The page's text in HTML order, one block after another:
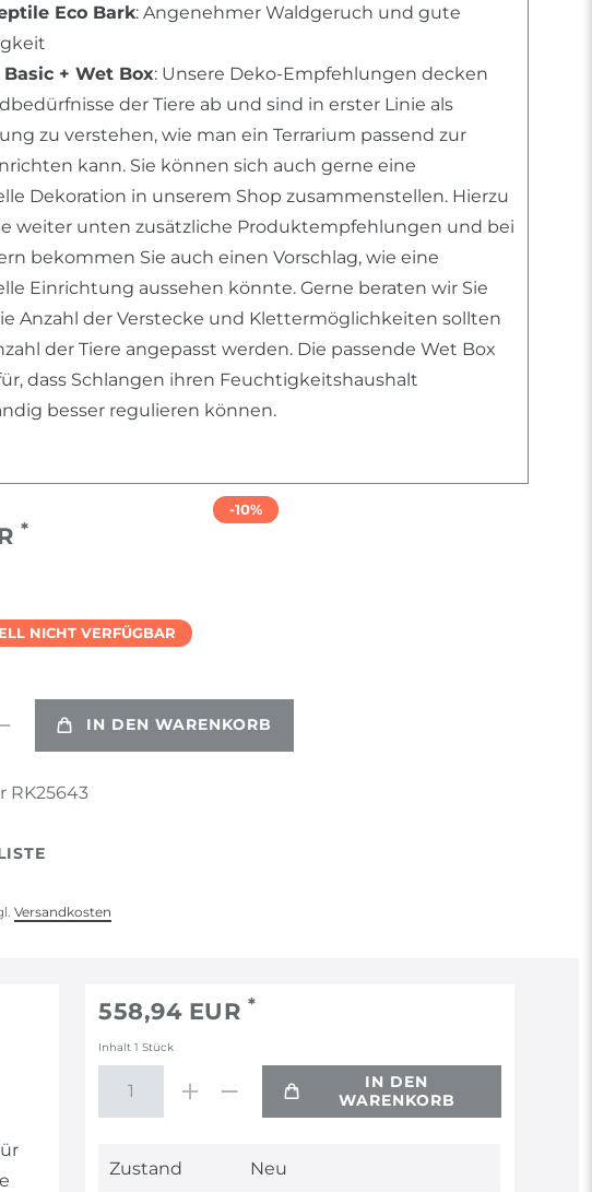
Eco Bark: Angenehmer Waldgeruch und gute
+ Wet Box: Unsere Deko-Empfehlungen decken
der Tiere ab und sind in erster Linie als
zu verstehen, wie man ein Terrarium passend zur
kann. Sie können sich auch gerne eine
Dekoration in unserem Shop zusammenstellen. Hierzu
weiter unten zusätzliche Produktempfehlungen und bei
bekommen Sie auch einen Vorschlag, wie eine
Einrichtung aussehen könnte. Gerne beraten wir Sie
Anzahl der Verstecke und Klettermöglichkeiten sollten
der Tiere angepasst werden. Die passende Wet Box
dass Schlangen ihren Feuchtigkeitshaushalt
besser regulieren können.
*
-10%
NICHT VERFÜGBAR
IN DEN WARENKORB
RK25643
Versandkosten
558,94 EUR *
Inhalt1Stück
IN DEN
WARENKORB
Technisches
Wert
Zustand Neu